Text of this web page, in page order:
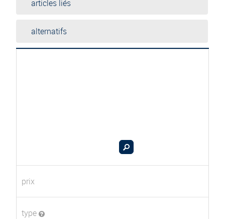
articles liés
alternatifs
prix
type